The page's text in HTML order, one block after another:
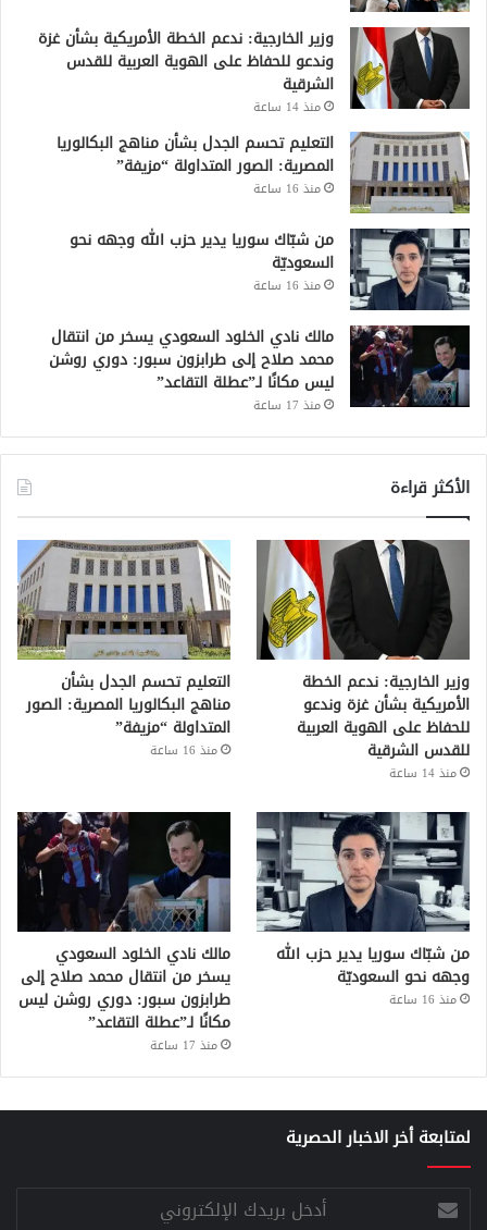
وزير الخارجية: ندعم الخطة الأمريكية بشأن غزة
وندعو للحفاظ على الهوية العربية للقدس
الشرقية
منذ 14 ساعة
التعليم تحسم الجدل بشأن مناهج البكالوريا
المصرية: الصور المتداولة “مزيفة”
منذ 16 ساعة
من شبّاك سوريا يدير حزب الله وجهه نحو
السعوديّة
منذ 16 ساعة
مالك نادي الخلود السعودي يسخر من انتقال
محمد صلاح إلى طرابزون سبور: دوري روشن
ليس مكانًا لـ”عطلة التقاعد”
منذ 17 ساعة
الأكثر قراءة
وزير الخارجية: ندعم الخطة
الأمريكية بشأن غزة وندعو
للحفاظ على الهوية العربية
للقدس الشرقية
منذ 14 ساعة
التعليم تحسم الجدل بشأن
مناهج البكالوريا المصرية: الصور
المتداولة “مزيفة”
منذ 16 ساعة
من شبّاك سوريا يدير حزب الله
وجهه نحو السعوديّة
منذ 16 ساعة
مالك نادي الخلود السعودي
يسخر من انتقال محمد صلاح إلى
طرابزون سبور: دوري روشن ليس
مكانًا لـ”عطلة التقاعد”
منذ 17 ساعة
لمتابعة أخر الاخبار الحصرية
أدخل
بريدك